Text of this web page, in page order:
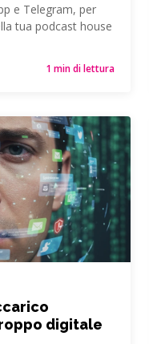
e Telegram, per
tua podcast house
1 min di lettura
digitale